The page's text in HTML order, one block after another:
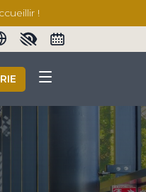
!
number